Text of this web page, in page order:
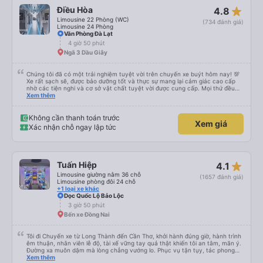
Google Dịch để giao tiếp với họ. Hy vọng bài đánh giá này sẽ giúp ích cho
bạn khi đi
Điều Hòa
Limousine 22 Phòng (WC)
Limousine 24 Phòng
4.8 star_rate
(734 đánh giá)
Văn Phòng Đà Lạt
4 giờ 50 phút
Ngã 3 Dầu Giây
Chúng tôi đã có một trải nghiệm tuyệt vời trên chuyến xe buýt hôm nay! 💯
Xe rất sạch sẽ, được bảo dưỡng tốt và thực sự mang lại cảm giác cao cấp
nhờ các tiện nghi và cơ sở vật chất tuyệt vời được cung cấp. Mọi thứ đều
thoải mái và ngăn nắp. Nhân viên và tài xế rất tốt bụng, hữu ích và chu đáo,
đối với tôi và gia đình. Chúng tôi rất vui và hài lòng từ đầu đến cuối. Rất đáng
giới thiệu! 💛 Về ứng dụng, nó rất dễ sử dụng, thân thiện với người dùng và
tiện lợi khi đặt chuyến đi của chúng tôi. Mọi thứ đều diễn ra suôn sẻ!
Xem thêm
Không cần thanh toán trước
Xác nhận chỗ ngay lập tức
Xem giá
Tuấn Hiệp
Limousine giường nằm 36 chỗ
Limousine phòng đôi 24 chỗ
+1 loại xe khác
4.1 star_rate
(1657 đánh giá)
Dọc Quốc Lộ Bảo Lộc
3 giờ 50 phút
Bến xe Đồng Nai
Tôi đi Chuyến xe từ Long Thành đến Cần Thơ, khởi hành đúng giờ, hành trình
êm thuận, nhân viên lễ độ, tài xế vững tay quả thật khiến tôi an tâm, mãn ý.
Đường xa muôn dặm mà lòng chẳng vướng lo. Phục vụ tận tụy, tác phong
nghiêm cẩn, hiếm thấy giữa thời buổi kim tiền vội vã. Xã hội loạn đạo. Xin gửi
Xem thêm